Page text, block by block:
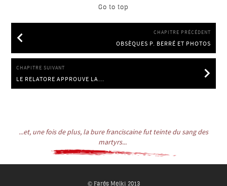
Go to top
CHAPITRE PRÉCÉDENT
OBSÈQUES P. BERRÉ ET PHOTOS
OBSÈQUES P. BERRÉ ET PHOTOS
CHAPITRE SUIVANT
LE RELATORE APPROUVE LA...
LE RELATORE APPROUVE LA POSITIO
...et, une fois de plus, la bure franciscaine fut teinte du sang des
martyrs...
© Farés Melki 2013